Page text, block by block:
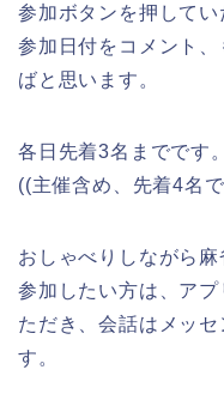
参加ボタンを押してい
参加日付をコメント
ばと思います。
各日先着3名までです。
((主催含め、先着4名
おしゃべりしながら麻
参加したい方は、ア
ただき、会話はメッ
す。